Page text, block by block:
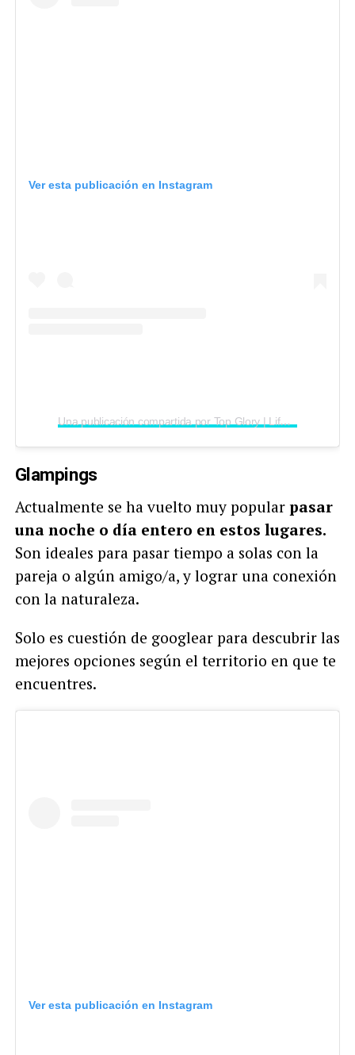
Ver esta publicación en Instagram
Una publicación compartida por Top Glory | Lifestyle (@topgloryofficial)
Glampings
Actualmente se ha vuelto muy popular pasar
una noche o día entero en estos lugares.
Son ideales para pasar tiempo a solas con la
pareja o algún amigo/a, y lograr una conexión
con la naturaleza.
Solo es cuestión de googlear para descubrir las
mejores opciones según el territorio en que te
encuentres.
Ver esta publicación en Instagram